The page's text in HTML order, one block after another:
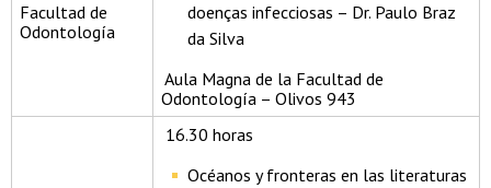
Facultad de
Odontología
doenças infecciosas – Dr. Paulo Braz
da Silva
Aula Magna de la Facultad de
Odontología – Olivos 943
16.30 horas
Océanos y fronteras en las literaturas